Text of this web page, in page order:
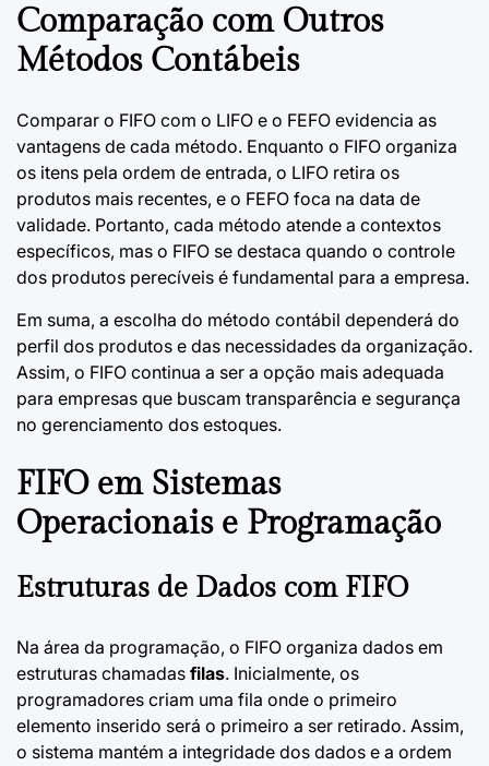
Comparação com Outros
Métodos Contábeis
Comparar o FIFO com o LIFO e o FEFO evidencia as
vantagens de cada método. Enquanto o FIFO organiza
os itens pela ordem de entrada, o LIFO retira os
produtos mais recentes, e o FEFO foca na data de
validade. Portanto, cada método atende a contextos
específicos, mas o FIFO se destaca quando o controle
dos produtos perecíveis é fundamental para a empresa.
Em suma, a escolha do método contábil dependerá do
perfil dos produtos e das necessidades da organização.
Assim, o FIFO continua a ser a opção mais adequada
para empresas que buscam transparência e segurança
no gerenciamento dos estoques.
FIFO em Sistemas
Operacionais e Programação
Estruturas de Dados com FIFO
Na área da programação, o FIFO organiza dados em
estruturas chamadas filas. Inicialmente, os
programadores criam uma fila onde o primeiro
elemento inserido será o primeiro a ser retirado. Assim,
o sistema mantém a integridade dos dados e a ordem